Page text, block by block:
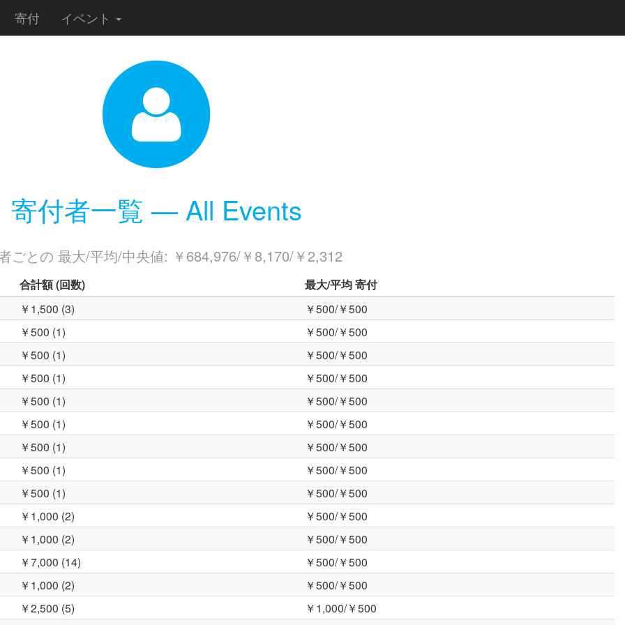
寄付 イベント
寄付者一覧 — All Events
ごとの 最大/平均/中央値: ￥684,976/￥8,170/￥2,312
合計額(回数) 最大/平均寄付
￥1,500 (3)
￥500/￥500
￥500 (1)
￥500/￥500
￥500 (1)
￥500/￥500
￥500 (1)
￥500/￥500
￥500 (1)
￥500/￥500
￥500 (1)
￥500/￥500
￥500 (1)
￥500/￥500
￥500 (1)
￥500/￥500
￥500 (1)
￥500/￥500
￥1,000 (2)
￥500/￥500
￥1,000 (2)
￥500/￥500
￥7,000 (14)
￥500/￥500
￥1,000 (2)
￥500/￥500
￥2,500 (5)
￥1,000/￥500